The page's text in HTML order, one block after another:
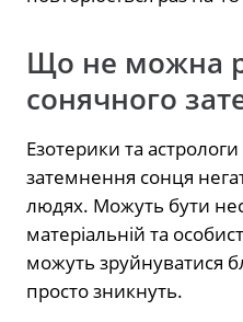
Що не можна
сонячного
Езотерики та
затемнення сонця
людях. Можуть бути
матеріальній та
можуть зруйнуватися
просто зникнуть.